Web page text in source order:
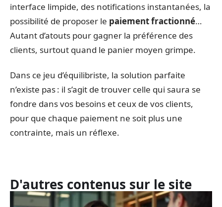
interface limpide, des notifications instantanées, la
possibilité de proposer le paiement fractionné…
Autant d’atouts pour gagner la préférence des
clients, surtout quand le panier moyen grimpe.
Dans ce jeu d’équilibriste, la solution parfaite
n’existe pas : il s’agit de trouver celle qui saura se
fondre dans vos besoins et ceux de vos clients,
pour que chaque paiement ne soit plus une
contrainte, mais un réflexe.
D'autres contenus sur le site